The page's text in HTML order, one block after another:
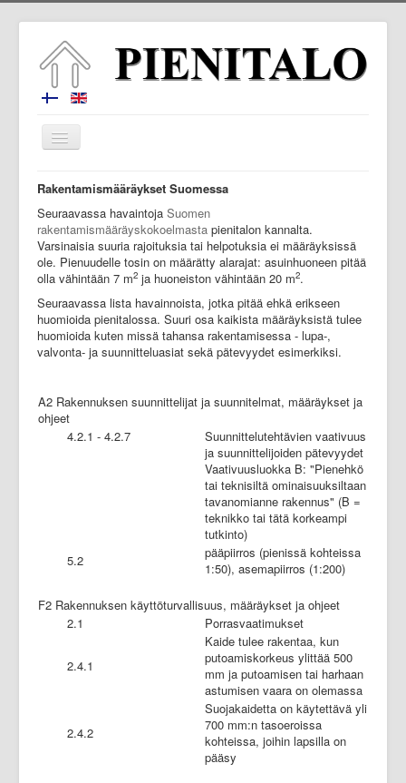
Vaihda
navigointi
Miksi pienitalo?
Pohjaratkaisut
Seurantakohde 2016
Seurantakohde 2022
Ekstrat
Yhteystiedot
Rakentamismääräykset Suomessa
Seuraavassa havaintoja Suomen
rakentamismääräyskokoelmasta pienitalon kannalta.
Varsinaisia suuria rajoituksia tai helpotuksia ei määräyksissä
ole. Pienuudelle tosin on määrätty alarajat: asuinhuoneen pitää
olla vähintään 7 m2 ja huoneiston vähintään 20 m2.
Seuraavassa lista havainnoista, jotka pitää ehkä erikseen
huomioida pienitalossa. Suuri osa kaikista määräyksistä tulee
huomioida kuten missä tahansa rakentamisessa - lupa-,
valvonta- ja suunnitteluasiat sekä pätevyydet esimerkiksi.
A2 Rakennuksen suunnittelijat ja suunnitelmat, määräykset ja
ohjeet
4.2.1 - 4.2.7
Suunnittelutehtävien vaativuus
ja suunnittelijoiden pätevyydet
Vaativuusluokka B: "Pienehkö
tai teknisiltä ominaisuuksiltaan
tavanomianne rakennus" (B =
teknikko tai tätä korkeampi
tutkinto)
5.2
pääpiirros (pienissä kohteissa
1:50), asemapiirros (1:200)
F2 Rakennuksen käyttöturvallisuus, määräykset ja ohjeet
2.1
Porrasvaatimukset
2.4.1
Kaide tulee rakentaa, kun
putoamiskorkeus ylittää 500
mm ja putoamisen tai harhaan
astumisen vaara on olemassa
2.4.2
Suojakaidetta on käytettävä yli
700 mm:n tasoeroissa
kohteissa, joihin lapsilla on
pääsy